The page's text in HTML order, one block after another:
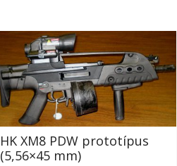
HK XM8 PDW prototípus
(5,56×45 mm)